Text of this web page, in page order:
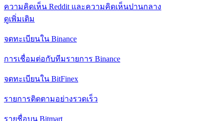
ความคิดเห็น Reddit และความคิดเห็นปานกลาง
ดูเพิ่มเติม
จดทะเบียนใน Binance
การเชื่อมต่อกับทีมรายการ Binance
จดทะเบียนใน BitFinex
รายการติดตามอย่างรวดเร็ว
รายชื่อบน Bitmart